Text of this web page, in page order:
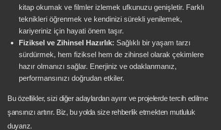
kitap okumak ve filmler izlemek ufkunuzu genişletir. Farklı
teknikleri öğrenmek ve kendinizi sürekli yenilemek,
kariyeriniz için hayati önem taşır.
Fiziksel ve Zihinsel Hazırlık: Sağlıklı bir yaşam tarzı
sürdürmek, hem fiziksel hem de zihinsel olarak çekimlere
hazır olmanızı sağlar. Enerjiniz ve odaklanmanız,
performansınızı doğrudan etkiler.
Bu özellikler, sizi diğer adaylardan ayırır ve projelerde tercih edilme
şansınızı artırır. Biz, bu yolda size rehberlik etmekten mutluluk
duyarız.